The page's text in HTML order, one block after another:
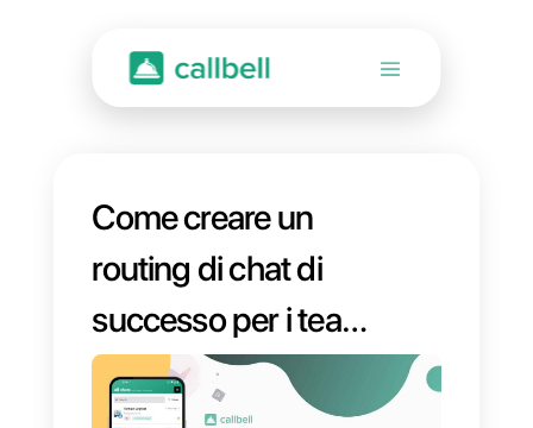
Come creare un
routing di chat di
successo per i team